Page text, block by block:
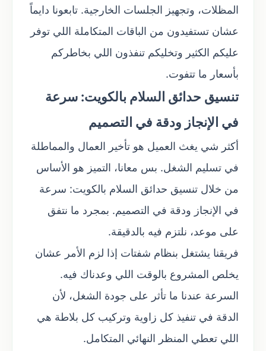
المظلات، وتجهيز الجلسات الخارجية. تابعونا دايماً
عشان تستفيدون من الباقات المتكاملة اللي توفر
عليكم الكثير وتخليكم تنفذون اللي بخاطركم
بأسعار ما تتفوت.
تنسيق حدائق السلام بالكويت: سرعة
في الإنجاز ودقة في التصميم
أكثر شي يغث العميل هو تأخير العمال والمماطلة
في تسليم الشغل. بس معانا، التميز هو الأساس
من خلال تنسيق حدائق السلام بالكويت: سرعة
في الإنجاز ودقة في التصميم. بمجرد ما نتفق
على موعد، نلتزم فيه بالدقيقة.
فريقنا يشتغل بنظام شفتات إذا لزم الأمر عشان
يخلص المشروع بالوقت اللي وعدناك فيه.
السرعة عندنا ما تأثر على جودة الشغل، لأن
الدقة في تنفيذ كل زاوية وتركيب كل بلاطة هي
اللي تعطي المنظر النهائي المتكامل.